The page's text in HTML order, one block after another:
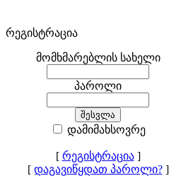
რეგისტრაცია
მომხმარებლის სახელი
პაროლი
დამიმახსოვრე
[ რეგისტრაცია]
[ დაგავიწყდათ პაროლი?]